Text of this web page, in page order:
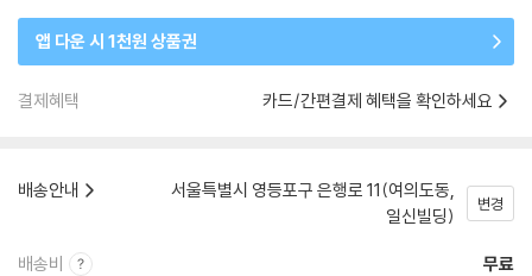
앱 다운 시 1천원 상품권
결제혜택 카드/간편결제 혜택을 확인하세요
배송안내
서울특별시 영등포구 은행로 11(여의도동,
일신빌딩)
변경
배송비 무료